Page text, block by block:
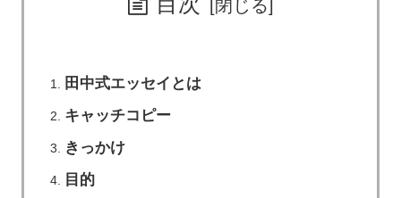
田中式エッセイとは
キャッチコピー
きっかけ
目的